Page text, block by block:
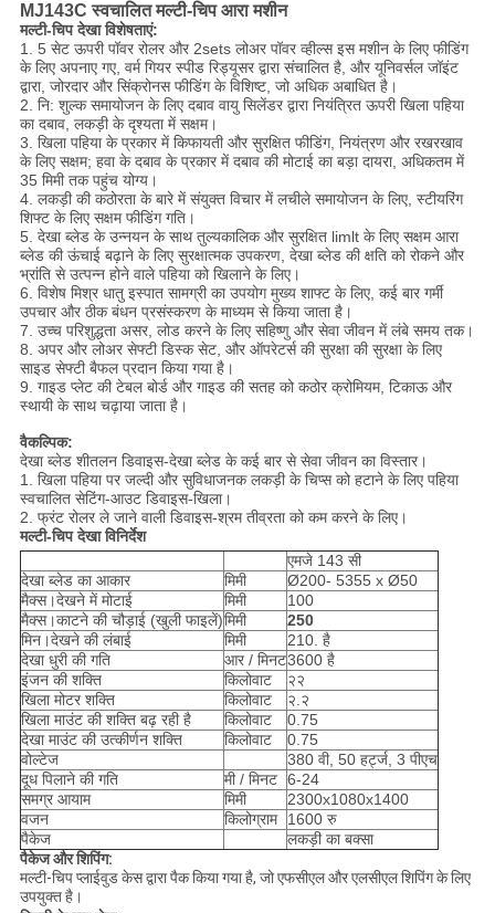
MJ143C स्वचालित मल्टी-चिप आरा मशीन
मल्टी-चिप देखा विशेषताएं:
1. 5 सेट ऊपरी पॉवर रोलर और 2sets लोअर पॉवर व्हील्स इस मशीन के लिए फीडिंग
के लिए अपनाए गए, वर्म गियर स्पीड रिड्यूसर द्वारा संचालित है, और यूनिवर्सल जॉइंट
द्वारा, जोरदार और सिंक्रोनस फीडिंग के विशिष्ट, जो अधिक अबाधित है।
2. नि: शुल्क समायोजन के लिए दबाव वायु सिलेंडर द्वारा नियंत्रित ऊपरी खिला पहिया
का दबाव, लकड़ी के दृश्यता में सक्षम।
3. खिला पहिया के प्रकार में किफायती और सुरक्षित फीडिंग, नियंत्रण और रखरखाव
के लिए सक्षम; हवा के दबाव के प्रकार में दबाव की मोटाई का बड़ा दायरा, अधिकतम में
35 मिमी तक पहुंच योग्य।
4. लकड़ी की कठोरता के बारे में संयुक्त विचार में लचीले समायोजन के लिए, स्टीयरिंग
शिफ्ट के लिए सक्षम फीडिंग गति।
5. देखा ब्लेड के उन्नयन के साथ तुल्यकालिक और सुरक्षित limlt के लिए सक्षम आरा
ब्लेड की ऊंचाई बढ़ाने के लिए सुरक्षात्मक उपकरण, देखा ब्लेड की क्षति को रोकने और
भ्रांति से उत्पन्न होने वाले पहिया को खिलाने के लिए।
6. विशेष मिश्र धातु इस्पात सामग्री का उपयोग मुख्य शाफ्ट के लिए, कई बार गर्मी
उपचार और ठीक बंधन प्रसंस्करण के माध्यम से किया जाता है।
7. उच्च परिशुद्धता असर, लोड करने के लिए सहिष्णु और सेवा जीवन में लंबे समय तक।
8. अपर और लोअर सेफ्टी डिस्क सेट, और ऑपरेटर्स की सुरक्षा की सुरक्षा के लिए
साइड सेफ्टी बैफल प्रदान किया गया है।
9. गाइड प्लेट की टेबल बोर्ड और गाइड की सतह को कठोर क्रोमियम, टिकाऊ और
स्थायी के साथ चढ़ाया जाता है।
वैकल्पिक:
देखा ब्लेड शीतलन डिवाइस-देखा ब्लेड के कई बार से सेवा जीवन का विस्तार।
1. खिला पहिया पर जल्दी और सुविधाजनक लकड़ी के चिप्स को हटाने के लिए पहिया
स्वचालित सेटिंग-आउट डिवाइस-खिला।
2. फ्रंट रोलर ले जाने वाली डिवाइस-श्रम तीव्रता को कम करने के लिए।
मल्टी-चिप देखा विनिर्देश
एमजे 143 सी
देखा ब्लेड का आकार
मिमी
Ø200- 5355 x Ø50
मैक्स।देखने में मोटाई
मिमी
100
मैक्स।काटने की चौड़ाई (खुली फाइलें)मिमी
250
मिन।देखने की लंबाई
मिमी
210. है
देखा धुरी की गति
आर / मिनट3600 है
इंजन की शक्ति
किलोवाट
२२
खिला मोटर शक्ति
किलोवाट
२.२
खिला माउंट की शक्ति बढ़ रही है
किलोवाट
0.75
देखा माउंट की उत्कीर्णन शक्ति
किलोवाट
0.75
वोल्टेज
380 वी, 50 हर्ट्ज, 3 पीएच
दूध पिलाने की गति
मी / मिनट 6-24
समग्र आयाम
मिमी
2300x1080x1400
वजन
किलोग्राम
1600 रु
पैकेज
लकड़ी का बक्सा
पैकेज और शिपिंग:
मल्टी-चिप प्लाईवुड केस द्वारा पैक किया गया है, जो एफसीएल और एलसीएल शिपिंग के लिए
उपयुक्त है।